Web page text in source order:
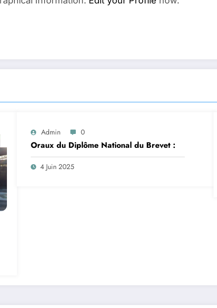
Admin 0
Oraux du Diplôme National du Brevet :
4 Juin 2025